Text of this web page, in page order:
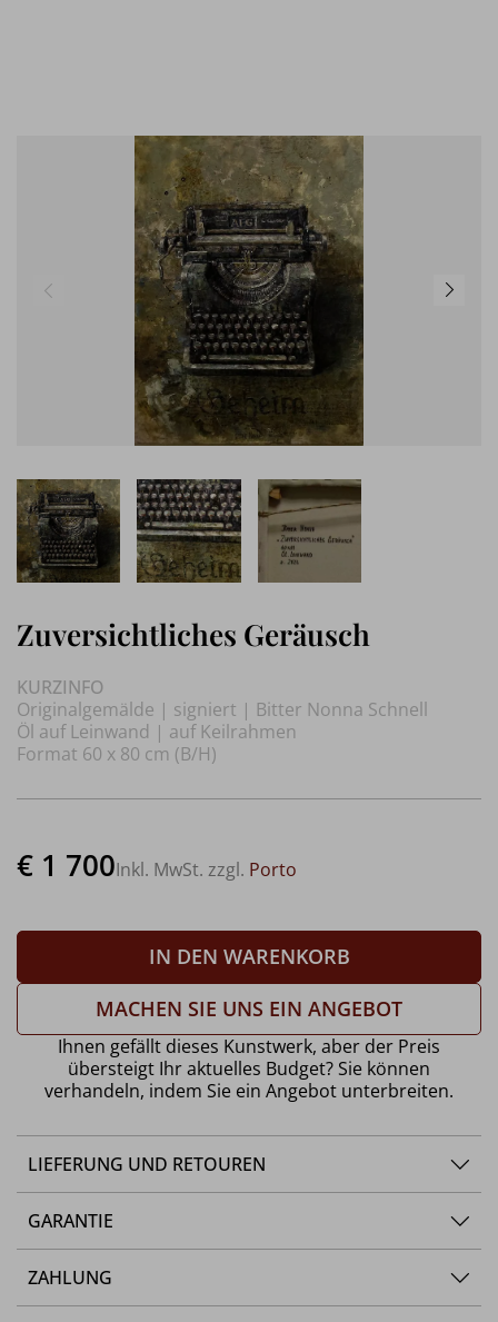
02824 92 97 295
Zuversichtliches Geräusch
KURZINFO
Originalgemälde | signiert | Bitter Nonna Schnell
Öl auf Leinwand | auf Keilrahmen
Format 60 x 80 cm (B/H)
€ 1 700Inkl. MwSt. zzgl. Porto
IN DEN WARENKORB
MACHEN SIE UNS EIN ANGEBOT
Ihnen gefällt dieses Kunstwerk, aber der Preis
übersteigt Ihr aktuelles Budget? Sie können
verhandeln, indem Sie ein Angebot unterbreiten.
LIEFERUNG UND RETOUREN
GARANTIE
ZAHLUNG